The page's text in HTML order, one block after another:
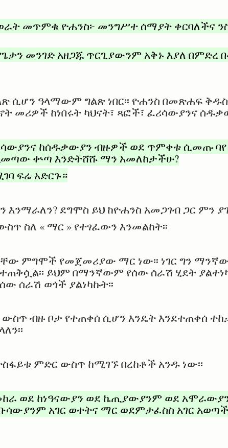
መጥምቁ ዮሐንስ፦ መንግሥተ ሰማያት ቀርባለችና
መንገድ አዘጋጁ ጥርጊያውንም አቅኑ እያለ
ሲሆን ዓላማውም ግልጽ ነበር፡፡ ዮሐንስ በመጽሐፍ
መሪዎች ከነበሩት ካህናት፣ ጻፎች፣ ፈሪሳውያንና
ከሰዱቃውያን ብዙዎች ወደ ጥምቀቱ ሲመጡ ባየ
ቍጣ እንድትሸሹ ማን አመለከታችሁ?
ፍሬ አድርጉ።
እንማራለን? ደግሞስ ይህ ከዮሐንስ አመጋገብ ጋር ምን
ስለ « ማር » የተፃፈውን እንመልከት፡፡
ምግሞች የመጀመሪያው ማር ነው፡፡ ነገር ግን
ይህም በማንኛውም የሰው ሰራሽ ሂደት
ሰራሽ ወጎች ያልነካኩት፡፡
ብዙ ቦታ የተጠቀሰ ሲሆን እንዴት እንደተጠቀሰ
ምድር ውስጥ ከሚገኙ በረከቶች አንዱ ነው፡፡
ወደ ከነዓናውያን ወደ ኬጢያውያንም ወደ
አገር ወተትና ማር ወደምታፈስስ አገር